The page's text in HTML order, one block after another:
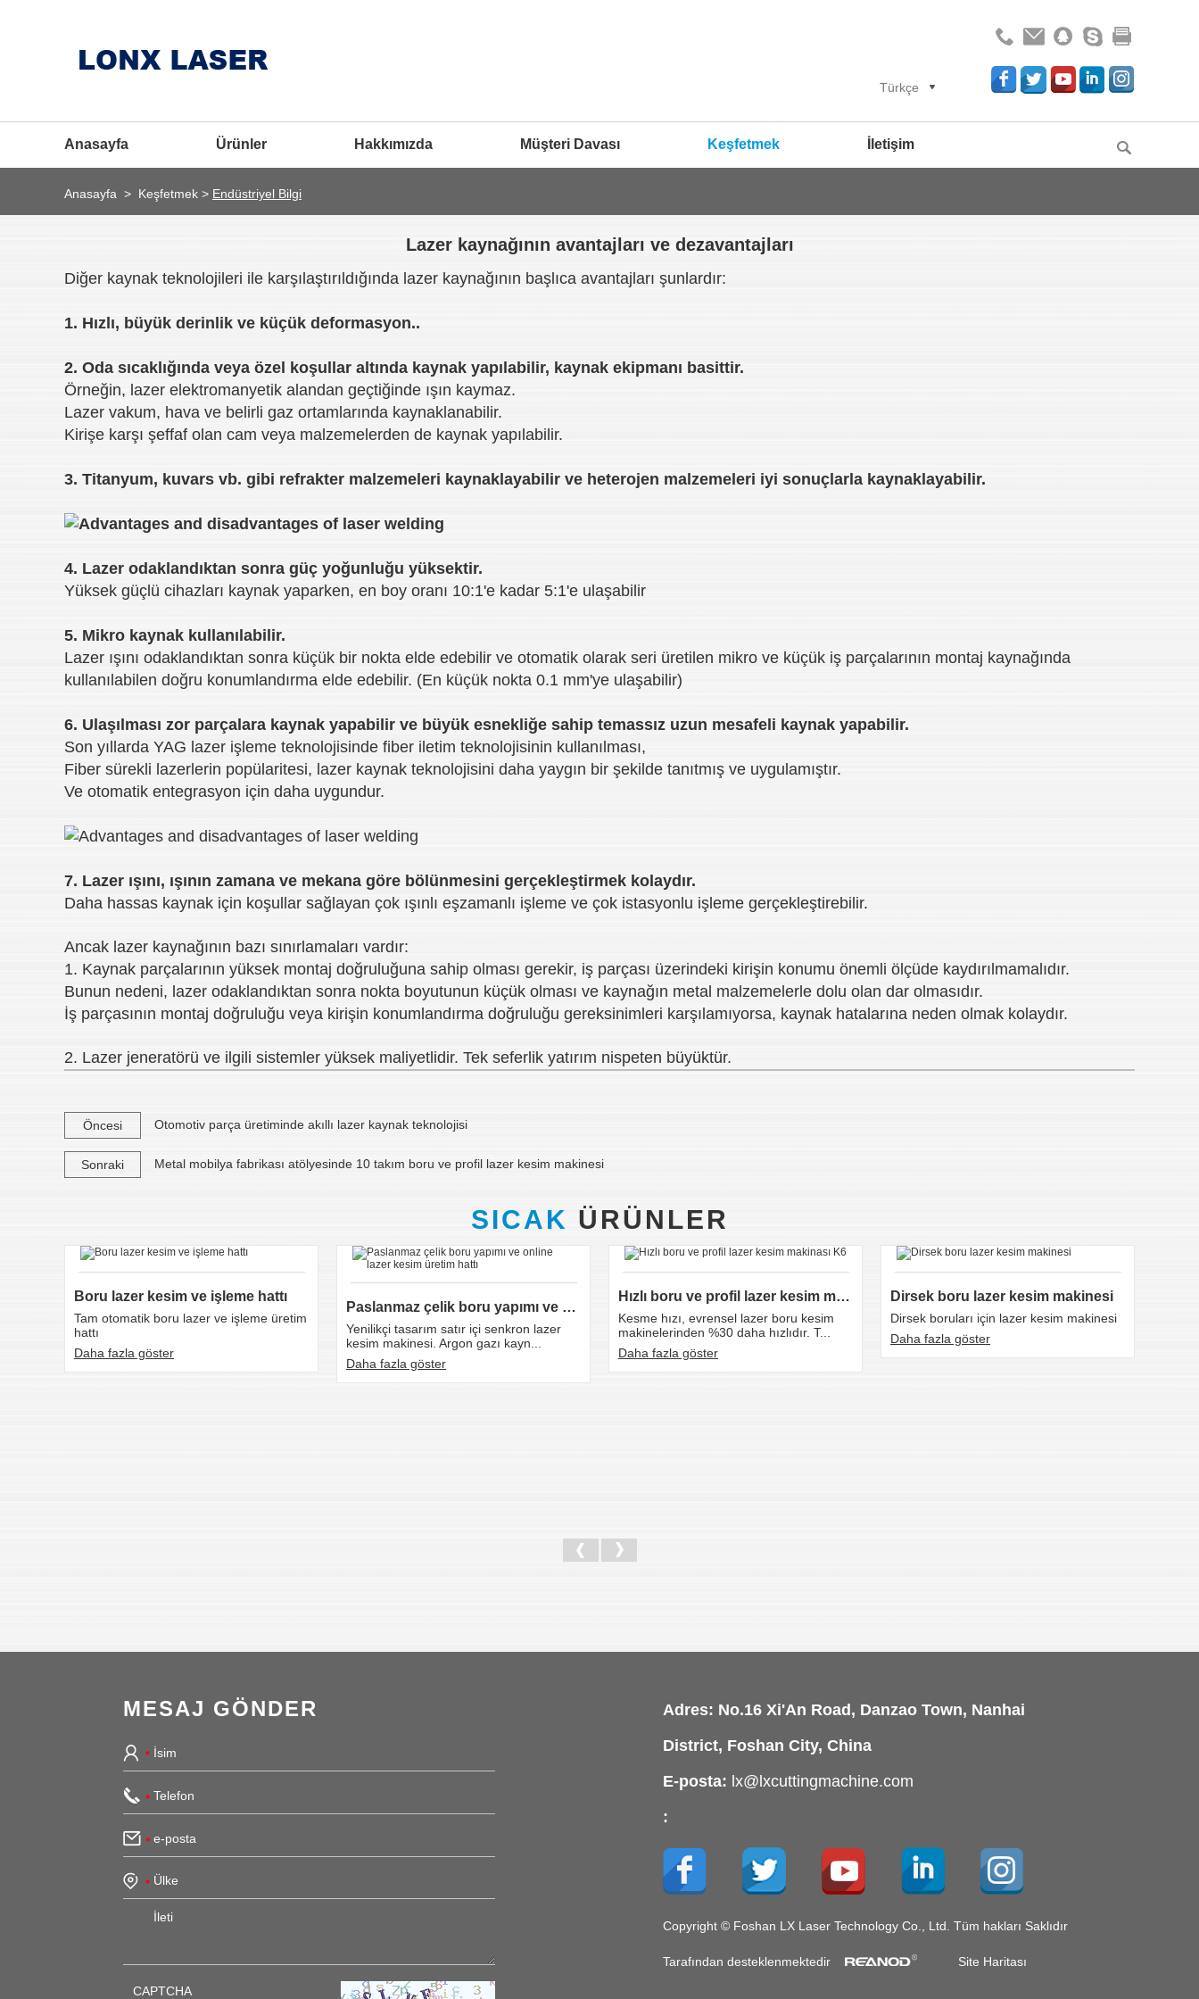
Türkçe
Anasayfa Ürünler Hakkımızda Müşteri Davası Keşfetmek İletişim
Anasayfa > Keşfetmek > Endüstriyel Bilgi
Lazer kaynağının avantajları ve dezavantajları
Diğer kaynak teknolojileri ile karşılaştırıldığında lazer kaynağının başlıca avantajları şunlardır:
1. Hızlı, büyük derinlik ve küçük deformasyon..
2. Oda sıcaklığında veya özel koşullar altında kaynak yapılabilir, kaynak ekipmanı basittir.
Örneğin, lazer elektromanyetik alandan geçtiğinde ışın kaymaz.
Lazer vakum, hava ve belirli gaz ortamlarında kaynaklanabilir.
Kirişe karşı şeffaf olan cam veya malzemelerden de kaynak yapılabilir.
3. Titanyum, kuvars vb. gibi refrakter malzemeleri kaynaklayabilir ve heterojen malzemeleri iyi sonuçlarla kaynaklayabilir.
4. Lazer odaklandıktan sonra güç yoğunluğu yüksektir.
Yüksek güçlü cihazları kaynak yaparken, en boy oranı 10:1'e kadar 5:1'e ulaşabilir
5. Mikro kaynak kullanılabilir.
Lazer ışını odaklandıktan sonra küçük bir nokta elde edebilir ve otomatik olarak seri üretilen mikro ve küçük iş parçalarının montaj kaynağında
kullanılabilen doğru konumlandırma elde edebilir. (En küçük nokta 0.1 mm'ye ulaşabilir)
6. Ulaşılması zor parçalara kaynak yapabilir ve büyük esnekliğe sahip temassız uzun mesafeli kaynak yapabilir.
Son yıllarda YAG lazer işleme teknolojisinde fiber iletim teknolojisinin kullanılması,
Fiber sürekli lazerlerin popülaritesi, lazer kaynak teknolojisini daha yaygın bir şekilde tanıtmış ve uygulamıştır.
Ve otomatik entegrasyon için daha uygundur.
7. Lazer ışını, ışının zamana ve mekana göre bölünmesini gerçekleştirmek kolaydır.
Daha hassas kaynak için koşullar sağlayan çok ışınlı eşzamanlı işleme ve çok istasyonlu işleme gerçekleştirebilir.
Ancak lazer kaynağının bazı sınırlamaları vardır:
1. Kaynak parçalarının yüksek montaj doğruluğuna sahip olması gerekir, iş parçası üzerindeki kirişin konumu önemli ölçüde kaydırılmamalıdır.
Bunun nedeni, lazer odaklandıktan sonra nokta boyutunun küçük olması ve kaynağın metal malzemelerle dolu olan dar olmasıdır.
İş parçasının montaj doğruluğu veya kirişin konumlandırma doğruluğu gereksinimleri karşılamıyorsa, kaynak hatalarına neden olmak kolaydır.
2. Lazer jeneratörü ve ilgili sistemler yüksek maliyetlidir. Tek seferlik yatırım nispeten büyüktür.
Öncesi Otomotiv parça üretiminde akıllı lazer kaynak teknolojisi
Sonraki Metal mobilya fabrikası atölyesinde 10 takım boru ve profil lazer kesim makinesi
SICAK ÜRÜNLER
Boru lazer kesim ve işleme hattı
Tam otomatik boru lazer ve işleme üretim
hattı
Daha fazla göster
Paslanmaz çelik boru yapımı ve online lazer kesim üreti...
Yenilikçi tasarım satır içi senkron lazer
kesim makinesi. Argon gazı kayn...
Daha fazla göster
Hızlı boru ve profil lazer kesim makinası K6
Kesme hızı, evrensel lazer boru kesim
makinelerinden %30 daha hızlıdır. T...
Daha fazla göster
Dirsek boru lazer kesim makinesi
Dirsek boruları için lazer kesim makinesi
Daha fazla göster
MESAJ GÖNDER
Adres: No.16 Xi'An Road, Danzao Town, Nanhai
District, Foshan City, China
E-posta: lx@lxcuttingmachine.com
:
Copyright © Foshan LX Laser Technology Co., Ltd. Tüm hakları Saklıdır
Tarafından desteklenmektedir Site Haritası